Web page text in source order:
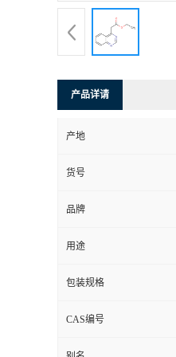
产品详请
产地
货号
品牌
用途
包装规格
CAS编号